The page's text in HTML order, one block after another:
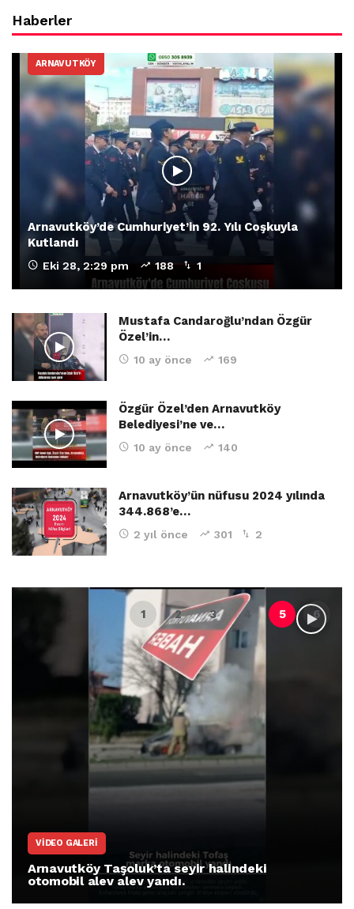
Haberler
ARNAVUTKÖY
Arnavutköy’de Cumhuriyet’in 92. Yılı Coşkuyla
Kutlandı
Eki 28, 2:29 pm 188 1
Mustafa Candaroğlu’ndan Özgür
Özel’in…
10 ay önce 169
Özgür Özel’den Arnavutköy
Belediyesi’ne ve…
10 ay önce 140
Arnavutköy’ün nüfusu 2024 yılında
344.868’e…
2 yıl önce 301 2
VIDEO GALERI
Arnavutköy Taşoluk’ta seyir halindeki
otomobil alev alev yandı.